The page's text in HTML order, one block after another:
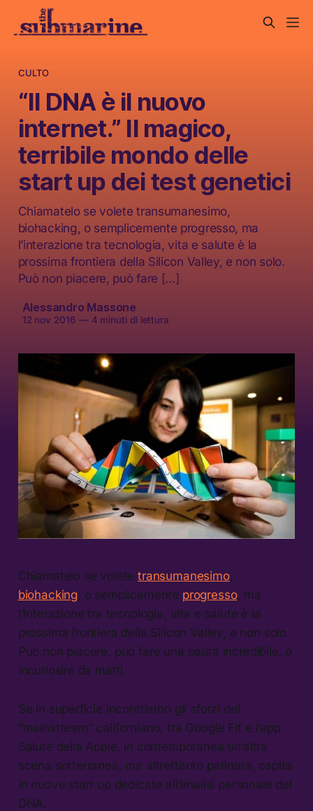
CULTO
“Il DNA è il nuovo
internet.” Il magico,
terribile mondo delle
start up dei test genetici
Chiamatelo se volete transumanesimo,
biohacking, o semplicemente progresso, ma
l’interazione tra tecnologia, vita e salute è la
prossima frontiera della Silicon Valley, e non solo.
Può non piacere, può fare […]
Alessandro Massone
12 nov 2016 —4 minuti di lettura
Chiamatelo se voletetransumanesimo,
biohacking , o semplicemente progresso, ma
l’interazione tra tecnologia, vita e salute è la
prossima frontiera della Silicon Valley, e non solo.
Può non piacere, può fare una paura incredibile, o
incuriosire da matti.
Se in superficie incontriamo gli sforzi del
“mainstream” californiano, tra Google Fit e l’app
Salute della Apple, in contemporanea un’altra
scena sotterranea, ma altrettanto patinata, ospita
in nuove start up dedicate all’analisi personale del
DNA.